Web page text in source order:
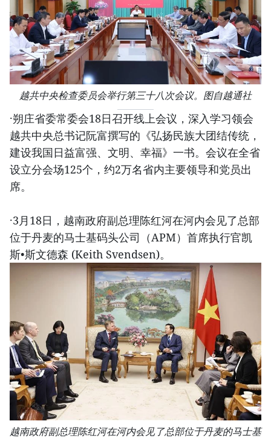
越共中央检查委员会举行第三十八次会议。图自越通社
·朔庄省委常委会18日召开线上会议，深入学习领会
越共中央总书记阮富撰写的《弘扬民族大团结传统，
建设我国日益富强、文明、幸福》一书。会议在全省
设立分会场125个，约2万名省内主要领导和党员出
席。
·3月18日，越南政府副总理陈红河在河内会见了总部
位于丹麦的马士基码头公司（APM）首席执行官凯
斯•斯文德森 (Keith Svendsen)。
越南政府副总理陈红河在河内会见了总部位于丹麦的马士基